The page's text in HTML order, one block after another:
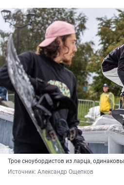
Трое сноубордистов из ларца,
Источник: Александр Ощепков